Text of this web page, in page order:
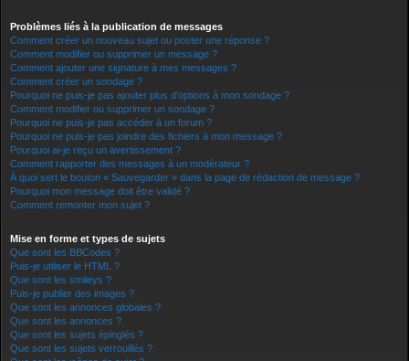
Problèmes liés à la publication de messages
Comment créer un nouveau sujet ou poster une réponse ?
Comment modifier ou supprimer un message ?
Comment ajouter une signature à mes messages ?
Comment créer un sondage ?
Pourquoi ne puis-je pas ajouter plus d’options à mon sondage ?
Comment modifier ou supprimer un sondage ?
Pourquoi ne puis-je pas accéder à un forum ?
Pourquoi ne puis-je pas joindre des fichiers à mon message ?
Pourquoi ai-je reçu un avertissement ?
Comment rapporter des messages à un modérateur ?
À quoi sert le bouton « Sauvegarder » dans la page de rédaction de message ?
Pourquoi mon message doit être validé ?
Comment remonter mon sujet ?
Mise en forme et types de sujets
Que sont les BBCodes ?
Puis-je utiliser le HTML ?
Que sont les smileys ?
Puis-je publier des images ?
Que sont les annonces globales ?
Que sont les annonces ?
Que sont les sujets épinglés ?
Que sont les sujets verrouillés ?